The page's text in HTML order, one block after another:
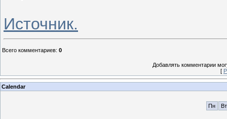
Источник.
Всего комментариев: 0
Добавлять комментарии
[
Calendar
Пн Вт